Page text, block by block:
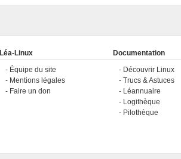
Léa-Linux
Équipe du site
Mentions légales
Faire un don
Documentation
Découvrir Linux
Trucs & Astuces
Léannuaire
Logithèque
Pilothèque